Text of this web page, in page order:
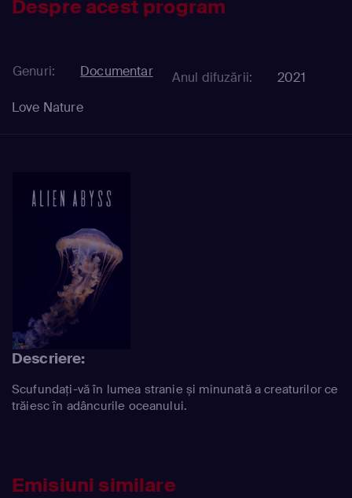
Despre acest program
Genuri: Documentar Anul difuzării:
2021
Love Nature
Descriere:
Scufundați-vă în lumea stranie și minunată a creaturilor ce
trăiesc în adâncurile oceanului.
Emisiuni similare